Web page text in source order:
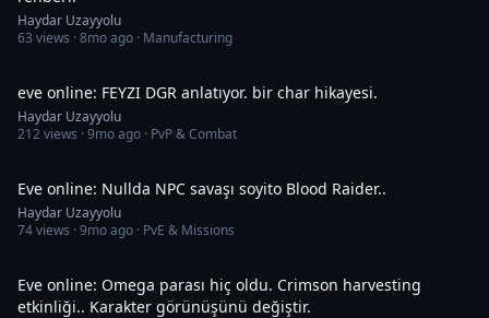
Haydar Uzayyolu
63 views ·8mo ago · Manufacturing
eve online: FEYZI DGR anlatıyor. bir char hikayesi.
Haydar Uzayyolu
212views ·9mo ago · PvP & Combat
Eve online: Nullda NPC savaşı soyito Blood Raider..
Haydar Uzayyolu
74views ·9mo ago · PvE & Missions
Eve online: Omega parası hiç oldu. Crimson harvesting
etkinliği.. Karakter görünüşünü değiştir.